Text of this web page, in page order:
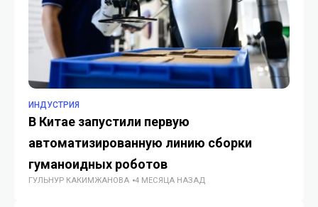
ИНДУСТРИЯ
В Китае запустили первую
автоматизированную линию сборки
гуманоидных роботов
ГУЛЬНУР КАКИМЖАНОВА 4 МЕСЯЦА НАЗАД